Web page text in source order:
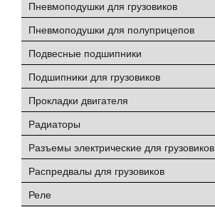
Пневмоподушки для грузовиков
Пневмоподушки для полуприцепов
Подвесные подшипники
Подшипники для грузовиков
Прокладки двигателя
Радиаторы
Разъемы электрические для грузовиков
Распредвалы для грузовиков
Реле